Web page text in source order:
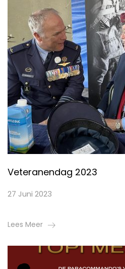
Veteranendag 2023
27 Juni 2023
Lees Meer